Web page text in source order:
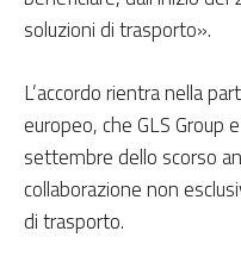
soluzioni di trasporto».
L’accordo rientra nella
europeo, che GLS Group
settembre dello scorso
collaborazione non
di trasporto.